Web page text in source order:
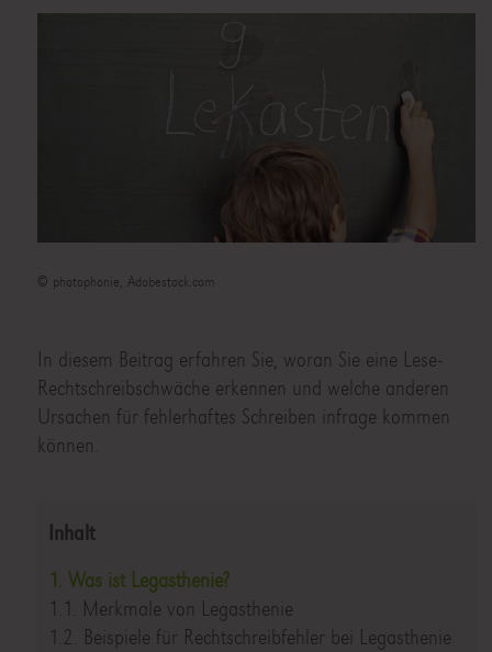
© photophonie, Adobestock.com
In diesem Beitrag erfahren Sie, woran Sie eine Lese-
Rechtschreibschwäche erkennen und welche anderen
Ursachen für fehlerhaftes Schreiben infrage kommen
können.
Inhalt
1. Was ist Legasthenie?
1.1. Merkmale von Legasthenie
1.2. Beispiele für Rechtschreibfehler bei Legasthenie